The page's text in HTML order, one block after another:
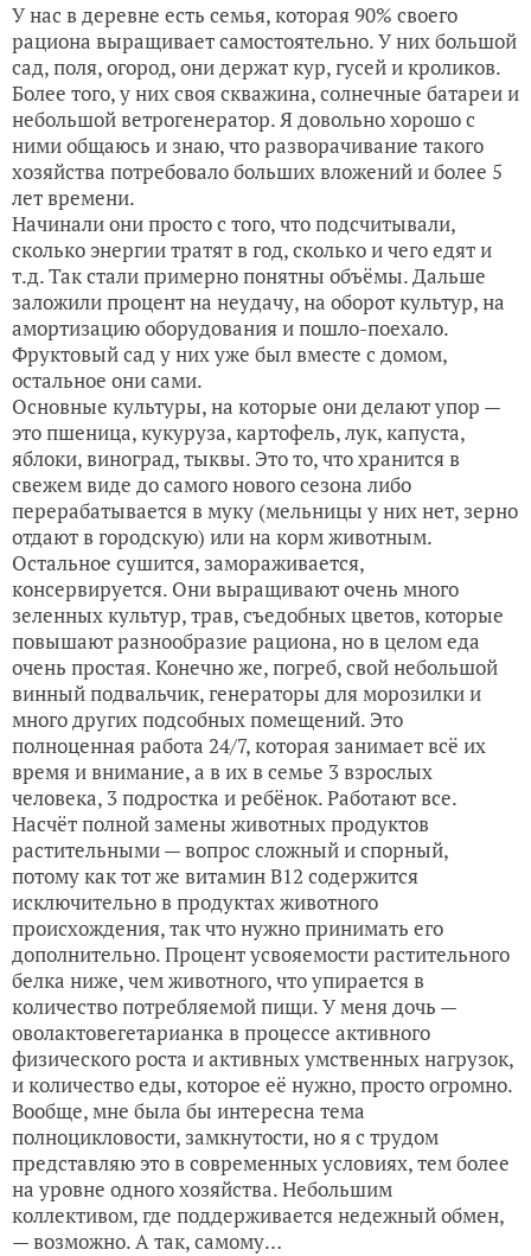
У нас в деревне есть семья, которая 90% своего
рациона выращивает самостоятельно. У них большой
сад, поля, огород, они держат кур, гусей и кроликов.
Более того, у них своя скважина, солнечные батареи и
небольшой ветрогенератор. Я довольно хорошо с
ними общаюсь и знаю, что разворачивание такого
хозяйства потребовало больших вложений и более 5
лет времени.
Начинали они просто с того, что подсчитывали,
сколько энергии тратят в год, сколько и чего едят и
т.д. Так стали примерно понятны объёмы. Дальше
заложили процент на неудачу, на оборот культур, на
амортизацию оборудования и пошло-поехало.
Фруктовый сад у них уже был вместе с домом,
остальное они сами.
Основные культуры, на которые они делают упор —
это пшеница, кукуруза, картофель, лук, капуста,
яблоки, виноград, тыквы. Это то, что хранится в
свежем виде до самого нового сезона либо
перерабатывается в муку (мельницы у них нет, зерно
отдают в городскую) или на корм животным.
Остальное сушится, замораживается,
консервируется. Они выращивают очень много
зеленных культур, трав, съедобных цветов, которые
повышают разнообразие рациона, но в целом еда
очень простая. Конечно же, погреб, свой небольшой
винный подвальчик, генераторы для морозилки и
много других подсобных помещений. Это
полноценная работа 24/7, которая занимает всё их
время и внимание, а в их в семье 3 взрослых
человека, 3 подростка и ребёнок. Работают все.
Насчёт полной замены животных продуктов
растительными — вопрос сложный и спорный,
потому как тот же витамин В12 содержится
исключительно в продуктах животного
происхождения, так что нужно принимать его
дополнительно. Процент усвояемости растительного
белка ниже, чем животного, что упирается в
количество потребляемой пищи. У меня дочь —
оволактовегетарианка в процессе активного
физического роста и активных умственных нагрузок,
и количество еды, которое её нужно, просто огромно.
Вообще, мне была бы интересна тема
полноцикловости, замкнутости, но я с трудом
представляю это в современных условиях, тем более
на уровне одного хозяйства. Небольшим
коллективом, где поддерживается недежный обмен,
— возможно. А так, самому…